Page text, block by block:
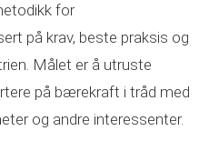
for
på krav, beste praksis og
Målet er å utruste
på bærekraft i tråd med
og andre interessenter.